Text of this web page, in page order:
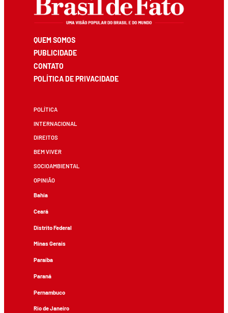
QUEM SOMOS
PUBLICIDADE
CONTATO
POLÍTICA DE PRIVACIDADE
POLÍTICA
INTERNACIONAL
DIREITOS
BEM VIVER
SOCIOAMBIENTAL
OPINIÃO
Bahia
Ceará
Distrito Federal
Minas Gerais
Paraíba
Paraná
Pernambuco
Rio de Janeiro